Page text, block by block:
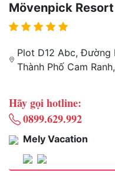
Mövenpick Resort
Plot D12 Abc, Đường
Thành Phố Cam
Hãy gọi hotline:
0899.629.992
Mely Vacation